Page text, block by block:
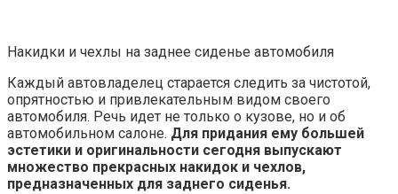
Накидки и чехлы на заднее сиденье автомобиля
Каждый автовладелец старается следить за чистотой,
опрятностью и привлекательным видом своего
автомобиля. Речь идет не только о кузове, но и об
автомобильном салоне. Для придания ему большей
эстетики и оригинальности сегодня выпускают
множество прекрасных накидок и чехлов,
предназначенных для заднего сиденья.